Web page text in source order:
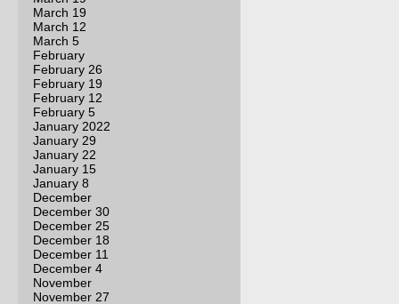
March 19
March 12
March 5
February
February 26
February 19
February 12
February 5
January 2022
January 29
January 22
January 15
January 8
December
December 30
December 25
December 18
December 11
December 4
November
November 27